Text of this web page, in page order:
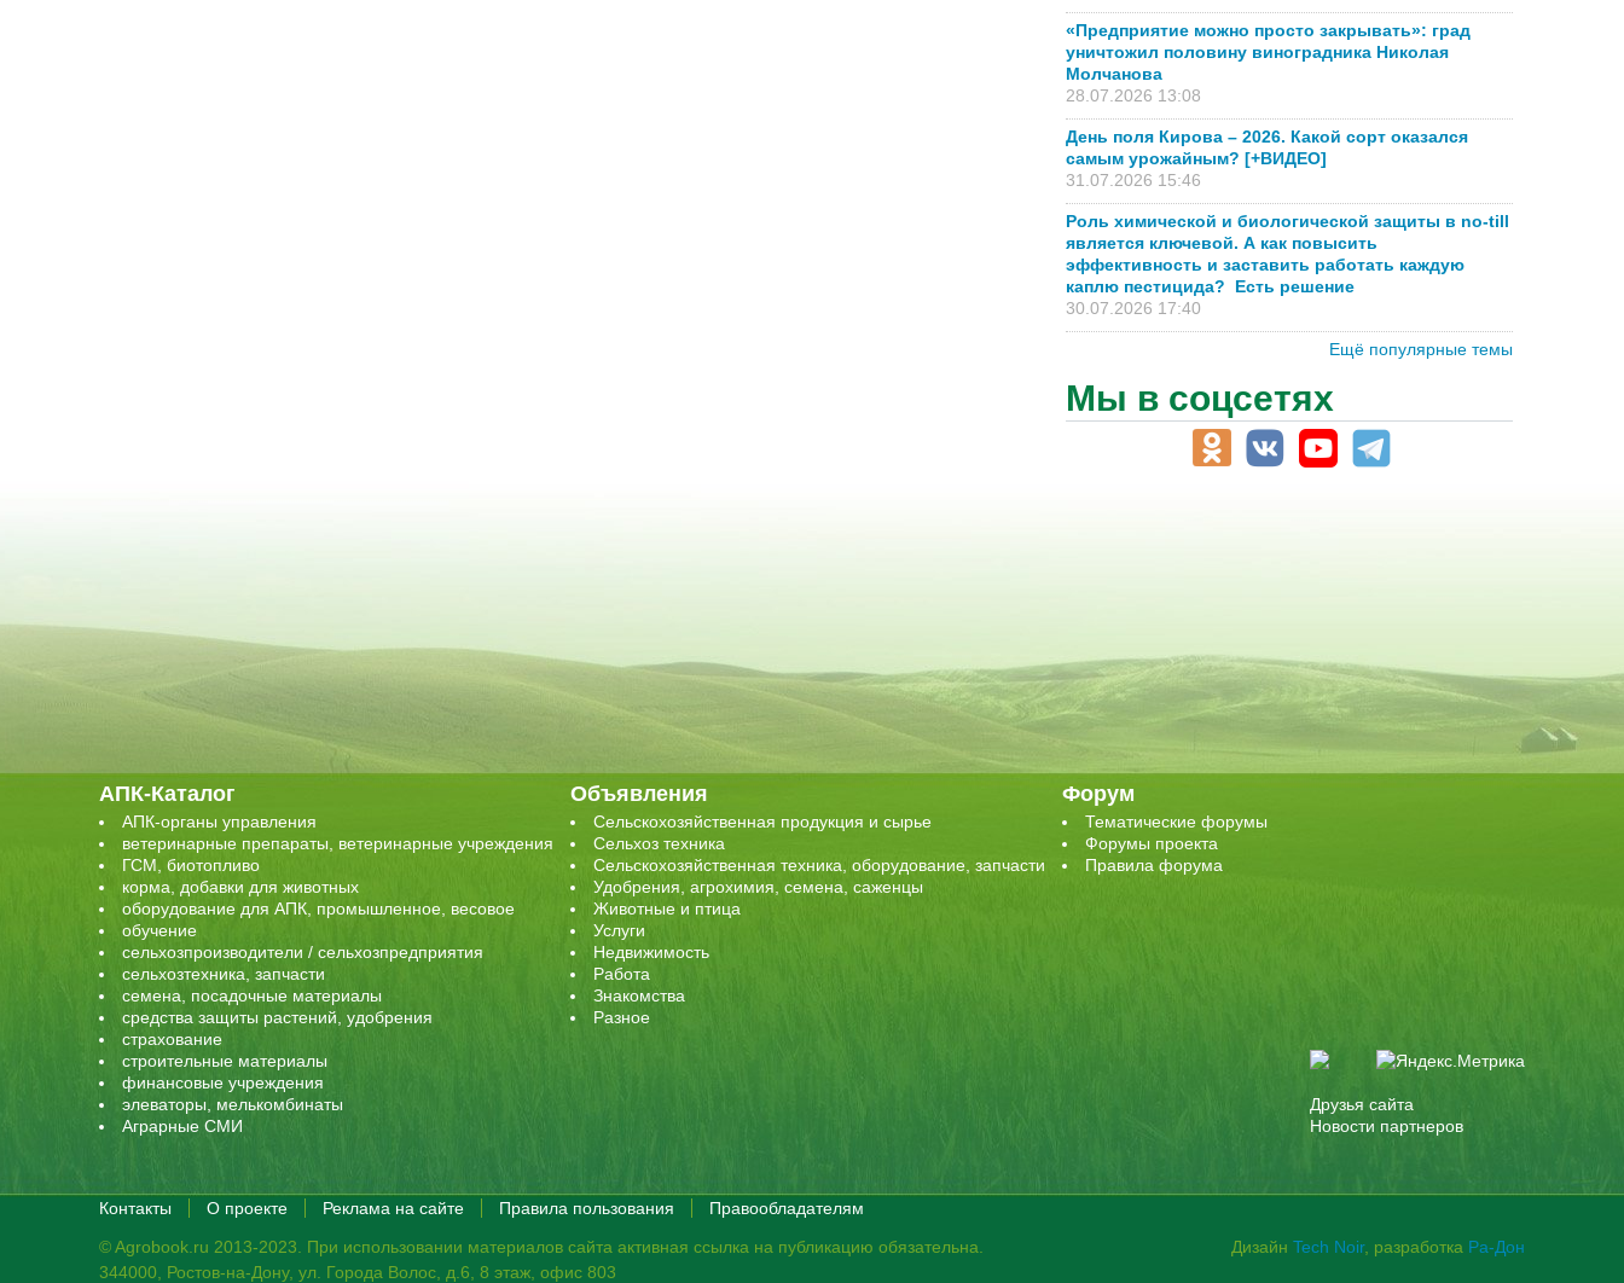
«Предприятие можно просто закрывать»: град
уничтожил половину виноградника Николая
Молчанова
28.07.2026 13:08
День поля Кирова – 2026. Какой сорт оказался
самым урожайным? [+ВИДЕО]
31.07.2026 15:46
Роль химической и биологической защиты в no-till
является ключевой. А как повысить
эффективность и заставить работать каждую
каплю пестицида? Есть решение
30.07.2026 17:40
Ещё популярные темы
Мы в соцсетях
АПК-Каталог
АПК-органы управления
ветеринарные препараты, ветеринарные учреждения
ГСМ, биотопливо
корма, добавки для животных
оборудование для АПК, промышленное, весовое
обучение
сельхозпроизводители / сельхозпредприятия
сельхозтехника, запчасти
семена, посадочные материалы
средства защиты растений, удобрения
страхование
строительные материалы
финансовые учреждения
элеваторы, мелькомбинаты
Аграрные СМИ
Объявления
Сельскохозяйственная продукция и сырье
Сельхоз техника
Сельскохозяйственная техника, оборудование, запчасти
Удобрения, агрохимия, семена, саженцы
Животные и птица
Услуги
Недвижимость
Работа
Знакомства
Разное
Форум
Тематические форумы
Форумы проекта
Правила форума
Друзья сайта
Новости партнеров
Контакты О проекте Реклама на сайте Правила пользования
Правообладателям
© Agrobook.ru 2013-2023. При использовании материалов сайта активная ссылка на публикацию обязательна.
344000, Ростов-на-Дону, ул. Города Волос, д.6, 8 этаж, офис 803
Дизайн Tech Noir, разработка Ра-Дон